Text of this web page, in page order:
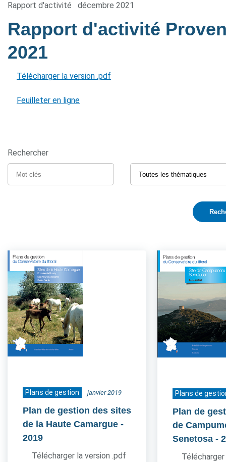
Rapport d'activité décembre 2021
Rapport d'activité
2021
Télécharger la version .pdf
Feuilleter en ligne
Rechercher
Plans de gestion janvier 2019
Plan de gestion des sites
de la Haute Camargue -
2019
Télécharger la version .pdf
Plans de
Plan de
de
Senetosa -